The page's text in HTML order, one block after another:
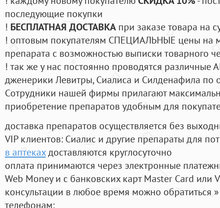
последующие покупки
! БЕСПЛАТНАЯ ДОСТАВКА при заказе товара на
! оптовым покупателям СПЕЦИАЛЬНЫЕ цены на
препарата с возможностью выписки товарного
! так же у нас постоянно проводятся
дженерики Левитры, Сиалиса и Силденафила по
Cотрудники нашей фирмы прилагают
приобретение препаратов удобным для
доставка препаратов осуществляется без
VIP клиентов: Сиалис и другие препараты для
в аптекахдоставляются круглосуточно
оплата принимаются через электронные
Web Money и с банковских карт Master Card или
консультации в любое время можно обратиться
телефонам: